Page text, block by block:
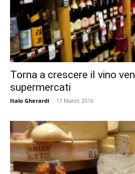
Torna a crescere il vino
supermercati
Italo Gherardi - 17 Marzo 2016